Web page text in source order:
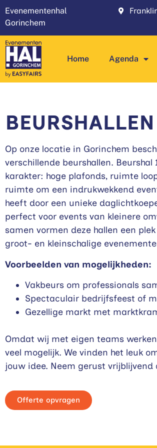
Evenementenhal
Gorinchem
Home Agenda
BEURSHALLEN
Op onze locatie in Gorinchem
verschillende beurshallen.
karakter: hoge plafonds, ruimte
ruimte om een indrukwekkend
heeft door een unieke
perfect voor events van kleinere
samen vormen deze hallen een
groot- en kleinschalige
Voorbeelden van mogelijkheden:
Vakbeurs om professionals
Spectaculair bedrijfsfeest of
Gezellige markt met
Omdat wij met eigen teams
veel mogelijk. We vinden het leuk
jouw idee. Neem gerust
Offerte opvragen